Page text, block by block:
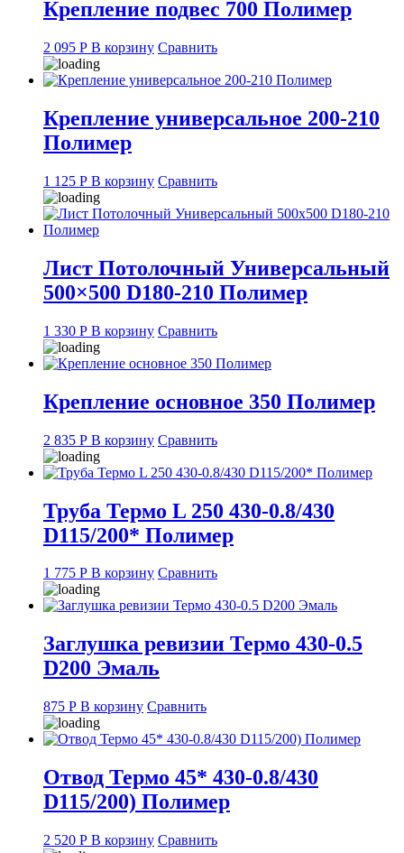
Крепление подвес 700 Полимер
2 095 Р В корзину Сравнить
Крепление универсальное 200-210
Полимер
1 125 Р В корзину Сравнить
Лист Потолочный Универсальный
500×500 D180-210 Полимер
1 330 Р В корзину Сравнить
Крепление основное 350 Полимер
2 835 Р В корзину Сравнить
Труба Термо L 250 430-0.8/430
D115/200* Полимер
1 775 Р В корзину Сравнить
Заглушка ревизии Термо 430-0.5
D200 Эмаль
875 Р В корзину Сравнить
Отвод Термо 45* 430-0.8/430
D115/200) Полимер
2 520 Р В корзину Сравнить